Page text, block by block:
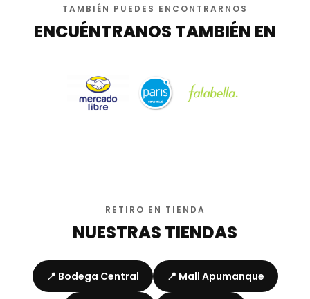
TAMBIÉN PUEDES ENCONTRARNOS
ENCUÉNTRANOS TAMBIÉN EN
RETIRO EN TIENDA
NUESTRAS TIENDAS
📍 Bodega Central 📍 Mall Apumanque